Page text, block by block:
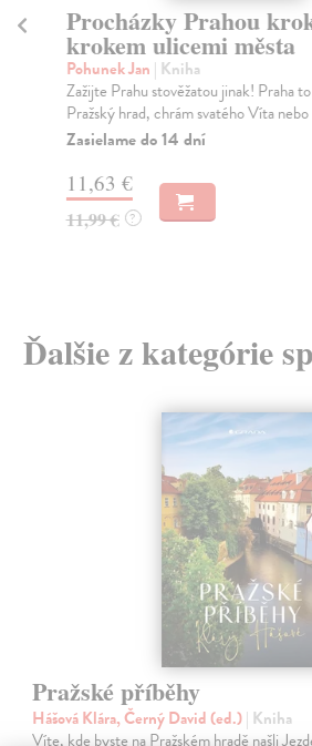
Procházky Prahou
krokem ulicemi města
Pohunek Jan | Kniha
Zažijte Prahu stověžatou jinak! Praha
Pražský hrad, chrám svatého Víta
Zasielame do 14 dní
11,63 €
11,99 € ?
Ďalšie z kategórie
Pražské příběhy
Hášová Klára, Černý David (ed.)| Kniha
Víte, kde byste na Pražském hradě našli